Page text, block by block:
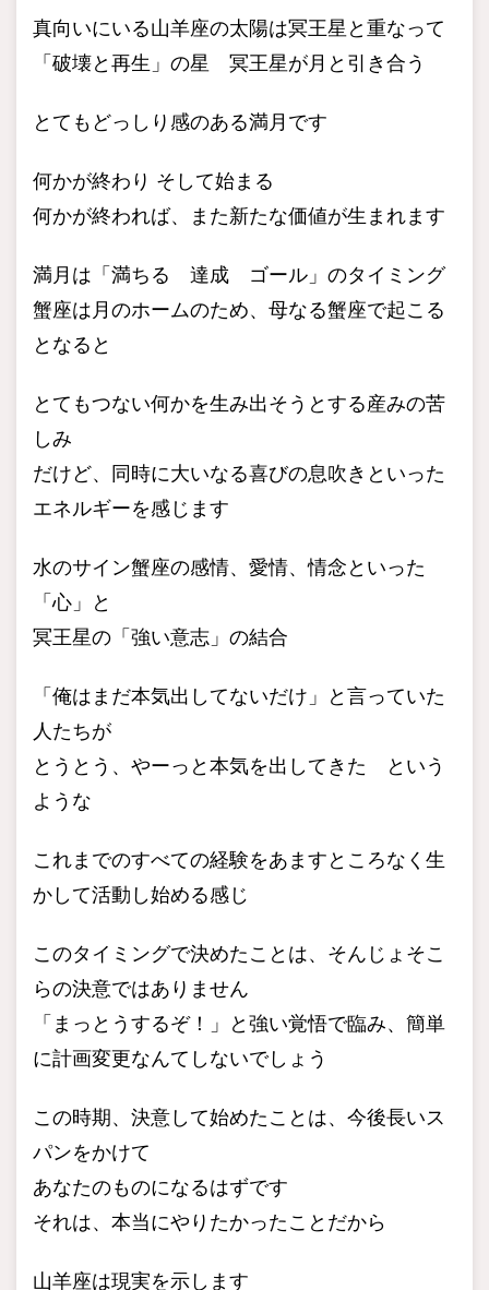
真向いにいる山羊座の太陽は冥王星と重なって
「破壊と再生」の星 冥王星が月と引き合う
とてもどっしり感のある満月です
何かが終わり そして始まる
何かが終われば、また新たな価値が生まれます
満月は「満ちる 達成 ゴール」のタイミング
蟹座は月のホームのため、母なる蟹座で起こる
となると
とてもつない何かを生み出そうとする産みの苦
しみ
だけど、同時に大いなる喜びの息吹きといった
エネルギーを感じます
水のサイン蟹座の感情、愛情、情念といった
「心」と
冥王星の「強い意志」の結合
「俺はまだ本気出してないだけ」と言っていた
人たちが
とうとう、やーっと本気を出してきた という
ような
これまでのすべての経験をあますところなく生
かして活動し始める感じ
このタイミングで決めたことは、そんじょそこ
らの決意ではありません
「まっとうするぞ！」と強い覚悟で臨み、簡単
に計画変更なんてしないでしょう
この時期、決意して始めたことは、今後長いス
パンをかけて
あなたのものになるはずです
それは、本当にやりたかったことだから
山羊座は現実を示します